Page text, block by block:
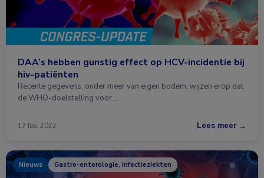
DAA’s hebben gunstig effect op HCV-incidentie bij
hiv-patiënten
Recente gegevens, onder meer van eigen bodem, wijzen erop dat
de WHO-doelstelling voor …
17 feb. 2022 Lees meer →
Nieuws Gastro-enterologie, Infectieziekten